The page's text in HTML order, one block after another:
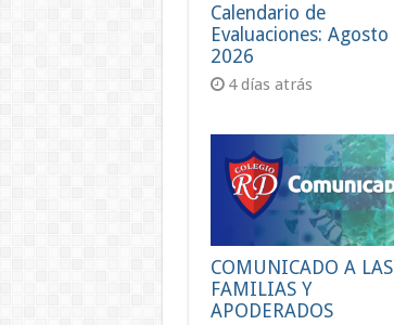
Calendario de
Evaluaciones: Agosto
2026
4 días atrás
COMUNICADO A LAS
FAMILIAS Y
APODERADOS